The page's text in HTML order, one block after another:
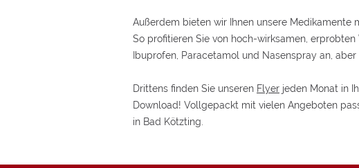
Außerdem bieten wir Ihnen unsere
So profitieren Sie von hoch-wirksamen,
Ibuprofen, Paracetamol und Nasenspray an,
Drittens finden Sie unseren Flyer jeden Monat in
Download! Vollgepackt mit vielen Angeboten
in Bad Kötzting.